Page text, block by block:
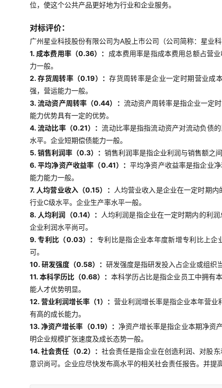
位，使这个公共产品更好地为行业和企业服务。
对标评价：
广州星业科技股份有限公司为A股上市公司（公司简称：星
1. 成本费用率（0.36）： 成本费用率是指成本费用总额占营
力一般。
2. 存货周转率（0.19）：存货周转率是企业一定时期营业成
强，营运能力一般。
3. 流动资产周转率（0.44）： 流动资产周转率是指企业一定
能力优势具有一定的优势。
4. 流动比率（0.21）：流动比率是指指流动资产对流动负债
水平。企业短期偿债能力一般。
5. 销售利润率（0.3）： 销售利润率是指企业利润与销售额之
6. 平均净资产收益率（0.41）： 平均净资产收益率是指企业
能力能力一般。
7. 人均营业收入（0.15）：
人均营业收入是企业在一定时期
行业C级水平。企业生产率水平一般。
8. 人均利润（0.14）：
人均利润是指企业在一定时期内的利
企业利润水平尚可。
9. 专利比（0.03）： 专利比是指企业本年度新增专利比上
可。
10. 研发强度（0.58）： 研发强度是指研发投入占企业或组织
11. 本科学历比（0.68）：本科学历占比是指企业员工中拥有
能人才优势明显。
12. 营业利润增长率（1）：营业利润增长率是指企业本年营业
有高的成长能力。
13. 净资产增长率（0.19）： 净资产增长率是指企业本期净资
明企业规模扩张速度及成长态势一般。
14. 社会责任（0.2）： 社会责任是指企业在创造利润、对股
意识尚可。企业应尽快发布高水平的相关社会责任报告。并提